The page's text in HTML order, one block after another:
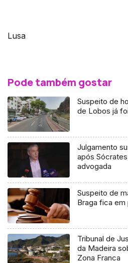
Lusa
Pode também gostar
Suspeito de
de Lobos já
Julgamento
após
advogada
Suspeito de
Braga fica em
Tribunal de
da Madeira
Zona Franca